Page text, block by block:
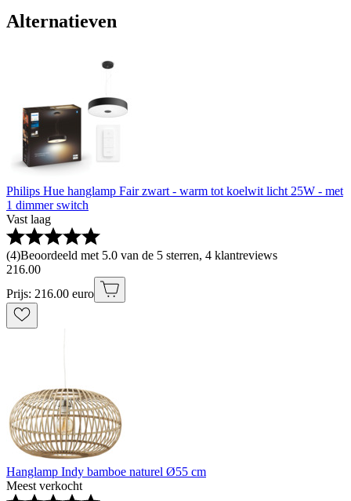
Alternatieven
Philips Hue hanglamp Fair zwart - warm tot koelwit licht 25W - met
1 dimmer switch
Vast laag
(4)Beoordeeld met 5.0 van de 5 sterren, 4 klantreviews
216.00
Prijs: 216.00 euro
Hanglamp Indy bamboe naturel Ø55 cm
Meest verkocht